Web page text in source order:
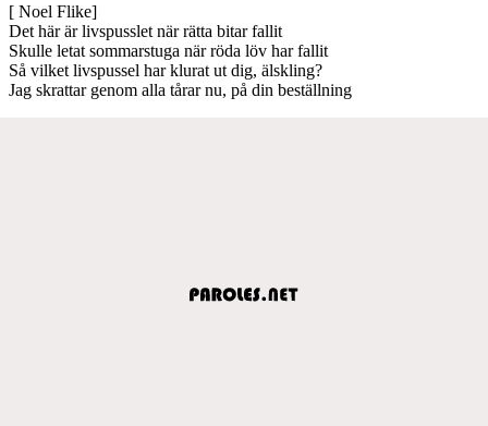
[ Noel Flike]
Det här är livspusslet när rätta bitar fallit
Skulle letat sommarstuga när röda löv har fallit
Så vilket livspussel har klurat ut dig, älskling?
Jag skrattar genom alla tårar nu, på din beställning